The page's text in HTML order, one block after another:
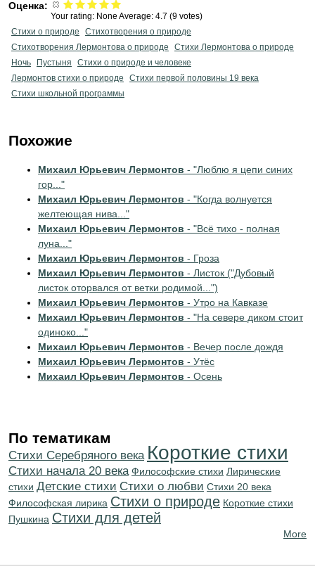
Оценка:
Your rating: None Average: 4.7 (9 votes)
Стихи о природе
Стихотворения о природе
Стихотворения Лермонтова о природе
Стихи Лермонтова о природе
Ночь
Пустыня
Стихи о природе и человеке
Лермонтов стихи о природе
Cтихи первой половины 19 века
Стихи школьной программы
Похожие
Михаил Юрьевич Лермонтов - "Люблю я цепи синих
гор..."
Михаил Юрьевич Лермонтов - "Когда волнуется
желтеющая нива..."
Михаил Юрьевич Лермонтов - "Всё тихо - полная
луна..."
Михаил Юрьевич Лермонтов - Гроза
Михаил Юрьевич Лермонтов - Листок ("Дубовый
листок оторвался от ветки родимой...")
Михаил Юрьевич Лермонтов - Утро на Кавказе
Михаил Юрьевич Лермонтов - "На севере диком стоит
одиноко..."
Михаил Юрьевич Лермонтов - Вечер после дождя
Михаил Юрьевич Лермонтов - Утёс
Михаил Юрьевич Лермонтов - Осень
По тематикам
Cтихи Серебряного века Короткие стихи
Cтихи начала 20 века Философские стихи Лирические
стихи Детские стихи Стихи о любви Стихи 20 века
Философская лирика Стихи о природе Короткие стихи
Пушкина Стихи для детей
More